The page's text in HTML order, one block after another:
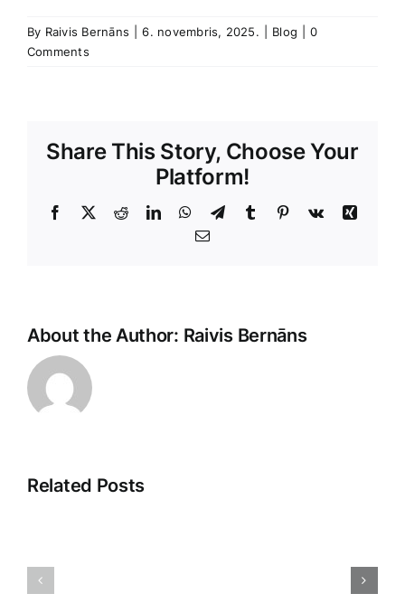
By Raivis Bernāns 6. novembris, 2025. Blog
0
Comments
Share This Story, Choose Your
Platform!
Facebook
X RedditLinkedInWhatsApp
TelegramTumblr Pinterest
Vk
Xing
E-
About the Author: Raivis Bernāns
Related Posts
Ietekme